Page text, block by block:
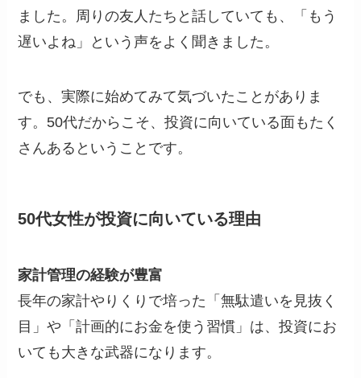
ました。周りの友人たちと話していても、「もう
遅いよね」という声をよく聞きました。
でも、実際に始めてみて気づいたことがありま
す。50代だからこそ、投資に向いている面もたく
さんあるということです。
50代女性が投資に向いている理由
家計管理の経験が豊富
長年の家計やりくりで培った「無駄遣いを見抜く
目」や「計画的にお金を使う習慣」は、投資にお
いても大きな武器になります。